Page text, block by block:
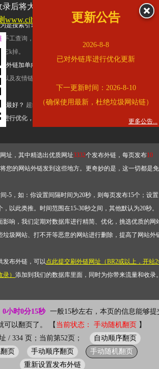
是搜索引擎优化作弊吗？ 超级外链只是一个简便而集成
手工查询，不是作弊。如果是作弊，那您可以使用超级外
k掉。
外链加单向链接可行吗？
以及友情链接，您可以到站长论坛发布外链，到友情链接
最好？ 超级外链不同于普通的外链，它是动态的链接，
行优化，才能获得稳定的外链
，最终使搜索引擎收录带
址，其中精选出优质网址3332个发布外链，每页发布10
您的网站外链发到这些地方。更奇妙的是，这一切都是免
间-5，如：你设置间隔时间为20秒，则每页发布15个；设置
，以此类推。时间范围在15-30秒之间，其他默认为20秒
影响，我们定期对数据库进行精简、优化，挑选优质的网
垃圾网站、打不开等恶意的网站进行删除，提高了网站外
发布外链，可以点此提交刷外链网址（BR2或以上，开站
） 添加到我们的数据库里面，同时为你带来流量和收录
0小时0分15秒 一般15秒左右，本页的信息能够提
可以翻页了。 【当前状态： 手动随机翻页 】
/ 334 页；当前第52页；
自动顺序翻页
页
手动顺序翻页
手动随机翻页
重新设置发布外链
录后将大幅提升流量和外链，
查看展示页面
www.cihai123.com是否收录
更新公告
2026-8-8
已对外链库进行优化更新
下一更新时间：2026-8-10
（确保使用最新，杜绝垃圾网站链）
更多公告...